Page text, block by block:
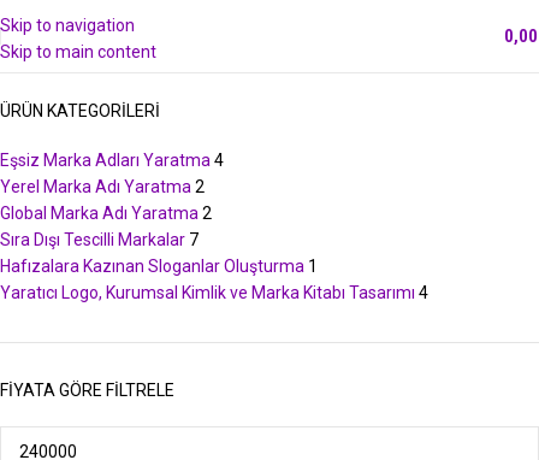
Skip to navigation
Skip to main content
ÜRÜN KATEGORILERI
Eşsiz Marka Adları Yaratma 4
Yerel Marka Adı Yaratma 2
Global Marka Adı Yaratma 2
Sıra Dışı Tescilli Markalar 7
Hafızalara Kazınan Sloganlar Oluşturma 1
Yaratıcı Logo, Kurumsal Kimlik ve Marka Kitabı Tasarımı 4
FIYATA GÖRE FILTRELE